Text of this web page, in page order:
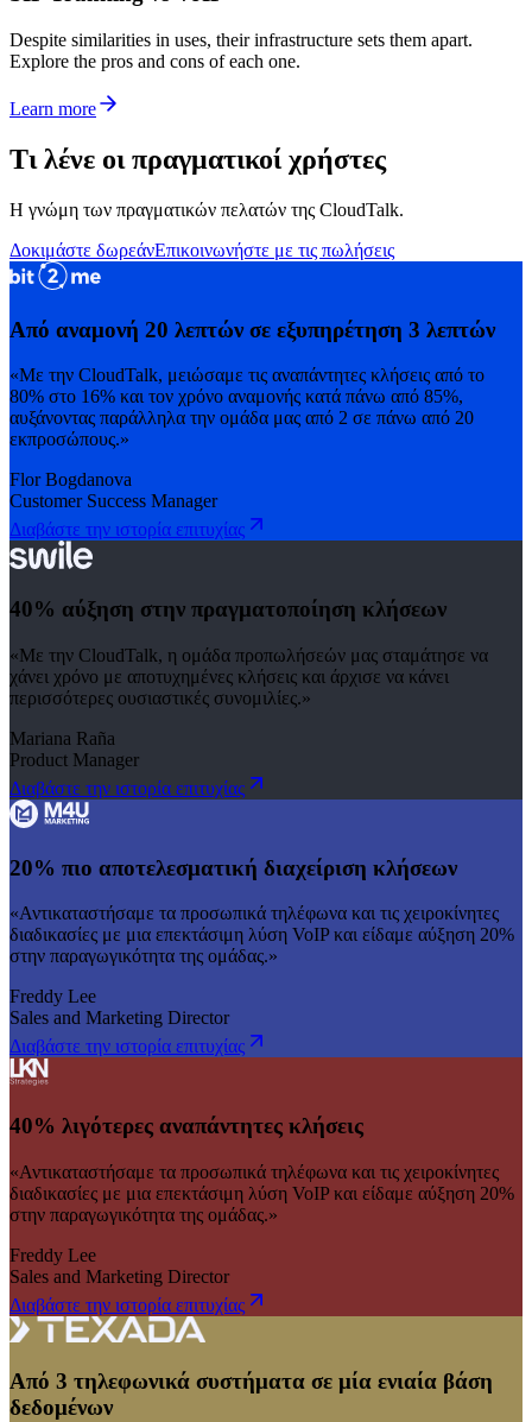
Despite similarities in uses, their infrastructure sets them apart.
Explore the pros and cons of each one.
Learn more
Τι λένε οι πραγματικοί χρήστες
Η γνώμη των πραγματικών πελατών της CloudTalk.
Δοκιμάστε δωρεάνΕπικοινωνήστε με τις πωλήσεις
Από αναμονή 20 λεπτών σε εξυπηρέτηση 3 λεπτών
«Με την CloudTalk, μειώσαμε τις αναπάντητες κλήσεις από το
80% στο 16% και τον χρόνο αναμονής κατά πάνω από 85%,
αυξάνοντας παράλληλα την ομάδα μας από 2 σε πάνω από 20
εκπροσώπους.»
Flor Bogdanova
Customer Success Manager
Διαβάστε την ιστορία επιτυχίας
40% αύξηση στην πραγματοποίηση κλήσεων
«Με την CloudTalk, η ομάδα προπωλήσεών μας σταμάτησε να
χάνει χρόνο με αποτυχημένες κλήσεις και άρχισε να κάνει
περισσότερες ουσιαστικές συνομιλίες.»
Mariana Raña
Product Manager
Διαβάστε την ιστορία επιτυχίας
20% πιο αποτελεσματική διαχείριση κλήσεων
«Αντικαταστήσαμε τα προσωπικά τηλέφωνα και τις χειροκίνητες
διαδικασίες με μια επεκτάσιμη λύση VoIP και είδαμε αύξηση 20%
στην παραγωγικότητα της ομάδας.»
Freddy Lee
Sales and Marketing Director
Διαβάστε την ιστορία επιτυχίας
40% λιγότερες αναπάντητες κλήσεις
«Αντικαταστήσαμε τα προσωπικά τηλέφωνα και τις χειροκίνητες
διαδικασίες με μια επεκτάσιμη λύση VoIP και είδαμε αύξηση 20%
στην παραγωγικότητα της ομάδας.»
Freddy Lee
Sales and Marketing Director
Διαβάστε την ιστορία επιτυχίας
Από 3 τηλεφωνικά συστήματα σε μία ενιαία βάση
δεδομένων